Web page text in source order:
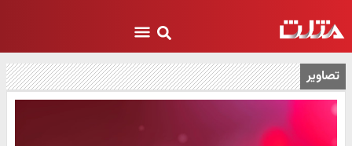
تصاویر